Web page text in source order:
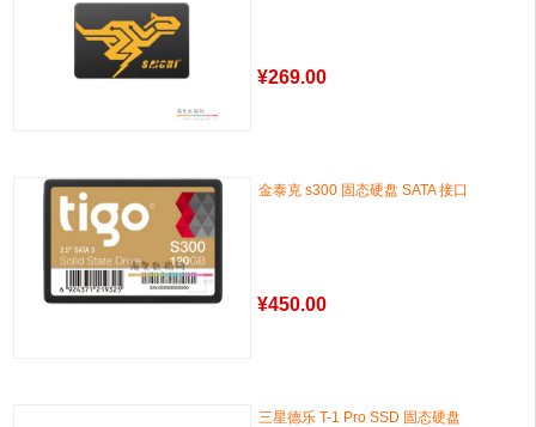
¥269.00
金泰克 s300 固态硬盘 SATA 接口
¥450.00
三星德乐 T-1 Pro SSD 固态硬盘